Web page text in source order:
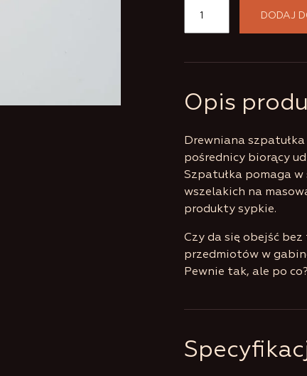
ilość
balsamu
i
miarka
proszku
DODAJ
Opis
Drewniana
pośrednicy biorący
Szpatułka pomaga
wszelakich na
produkty sypkie.
Czy da się obejść
przedmiotów w
Pewnie tak, ale po